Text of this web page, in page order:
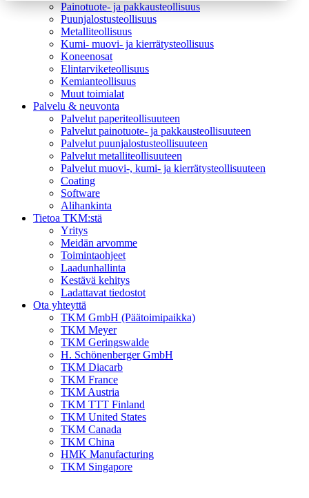
Painotuote- ja pakkausteollisuus
Puunjalostusteollisuus
Metalliteollisuus
Kumi- muovi- ja kierrätysteollisuus
Koneenosat
Elintarviketeollisuus
Kemianteollisuus
Muut toimialat
Palvelu & neuvonta
Palvelut paperiteollisuuteen
Palvelut painotuote- ja pakkausteollisuuteen
Palvelut puunjalostusteollisuuteen
Palvelut metalliteollisuuteen
Palvelut muovi-, kumi- ja kierrätysteollisuuteen
Coating
Software
Alihankinta
Tietoa TKM:stä
Yritys
Meidän arvomme
Toimintaohjeet
Laadunhallinta
Kestävä kehitys
Ladattavat tiedostot
Ota yhteyttä
TKM GmbH (Päätoimipaikka)
TKM Meyer
TKM Geringswalde
H. Schönenberger GmbH
TKM Diacarb
TKM France
TKM Austria
TKM TTT Finland
TKM United States
TKM Canada
TKM China
HMK Manufacturing
TKM Singapore